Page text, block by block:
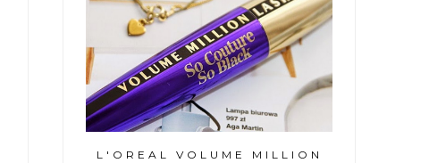
L'OREAL VOLUME MILLION